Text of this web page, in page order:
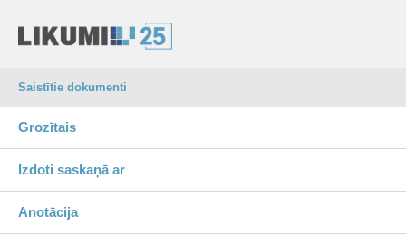
Saistītie dokumenti
Grozītais
Izdoti saskaņā ar
Anotācija